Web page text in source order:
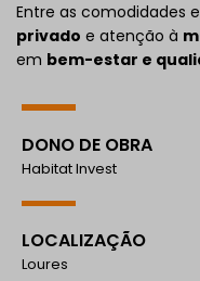
Entre as comodidades
privado e atenção à
em bem-estar e
DONO DE OBRA
Habitat Invest
LOCALIZAÇÃO
Loures